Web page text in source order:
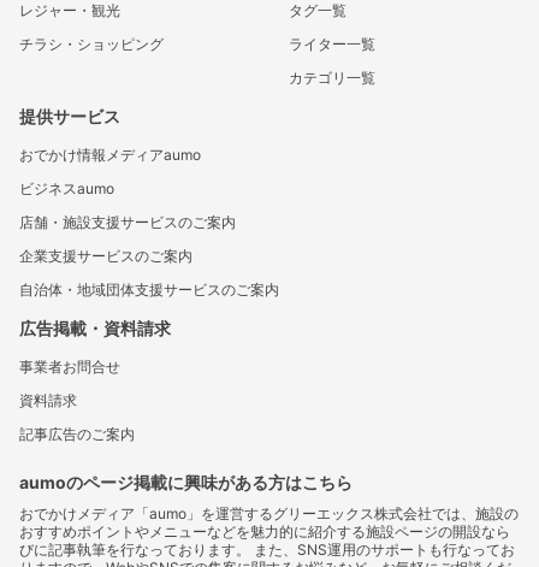
レジャー・観光
チラシ・ショッピング
タグ一覧
ライター一覧
カテゴリ一覧
提供サービス
おでかけ情報メディアaumo
ビジネスaumo
店舗・施設支援サービスのご案内
企業支援サービスのご案内
自治体・地域団体支援サービスのご案内
広告掲載・資料請求
事業者お問合せ
資料請求
記事広告のご案内
aumoのページ掲載に興味がある方はこちら
おでかけメディア「aumo」を運営するグリーエックス株式会社では、施設の
おすすめポイントやメニューなどを魅力的に紹介する施設ページの開設なら
びに記事執筆を行なっております。 また、SNS運用のサポートも行なってお